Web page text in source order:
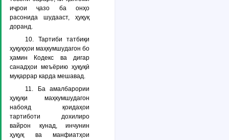
иҷрои ҷазо ба онҳо
расонида шудааст, ҳуқуқ
доранд.
10. Тартиби татбиқи
ҳуқуқҳои маҳкумшудагон бо
ҳамин Кодекс ва дигар
санадҳои меъёрию ҳуқуқӣ
муқаррар карда мешавад.
11. Ба амалбарории
ҳуқуқи маҳкумшудагон
набояд қоидаҳои
тартиботи дохилиро
вайрон кунад, инчунин
ҳуқуқ ва манфиатҳои